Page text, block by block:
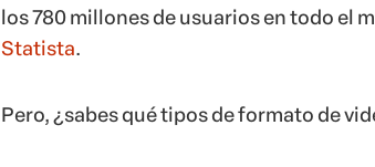
los 780 millones de usuarios en todo el
Statista.
Pero, ¿sabes qué tipos de formato de